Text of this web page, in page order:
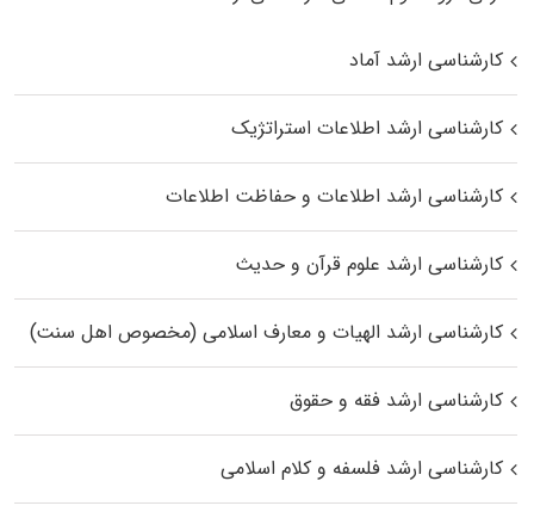
کارشناسی ارشد آماد
کارشناسی ارشد اطلاعات استراتژیک
کارشناسی ارشد اطلاعات و حفاظت اطلاعات
کارشناسی ارشد علوم قرآن و حدیث
کارشناسی ارشد الهیات و معارف اسلامی (مخصوص اهل سنت)
کارشناسی ارشد فقه و حقوق
کارشناسی ارشد فلسفه و کلام اسلامی